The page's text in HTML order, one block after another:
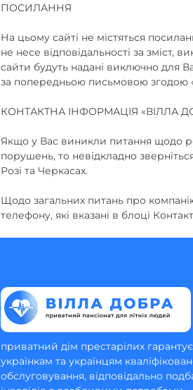
ПОСИЛАННЯ
На цьому сайті не містяться
не несе відповідальності за зміст,
сайти будуть надані виключно для
за попередньою письмовою згодою
КОНТАКТНА ІНФОРМАЦІЯ «ВІЛЛА
Якщо у Вас виникли питання щодо
порушень, то невідкладно
Розі та Черкасах.
Щодо загальних питань про
телефону, які вказані в блоці
приватний дім престарілих гарантує
українкам та українцям
обслуговування, відповідально